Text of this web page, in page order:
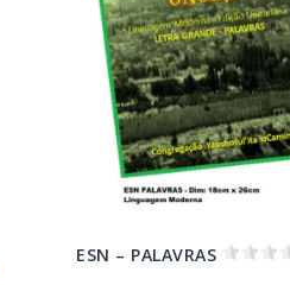
ESN – PALAVRAS